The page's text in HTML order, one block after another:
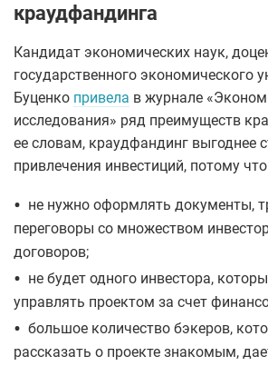
краудфандинга
Кандидат экономических наук,
государственного экономического
Буценко привела в журнале
исследования» ряд преимуществ
ее словам, краудфандинг выгоднее
привлечения инвестиций, потому
• не нужно оформлять документы,
переговоры со множеством
договоров;
• не будет одного инвестора,
управлять проектом за счет
• большое количество бэкеров,
рассказать о проекте знакомым,